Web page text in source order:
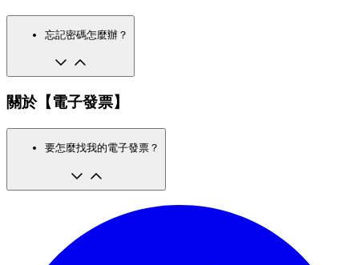
忘記密碼怎麼辦？
關於【電子發票】
要怎麼找我的電子發票？